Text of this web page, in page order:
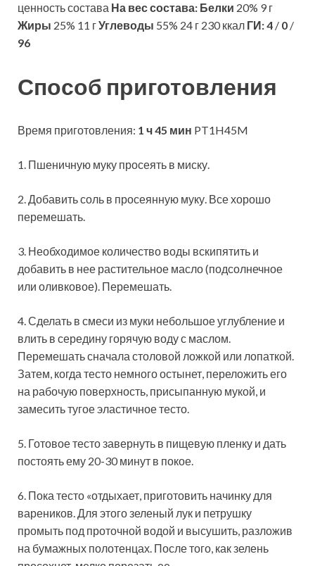
ценность состава На вес состава: Белки 20% 9 г
Жиры 25% 11 гУглеводы 55% 24 г 230 ккал ГИ:4 / 0 /
96
Способ приготовления
Время приготовления: 1 ч 45 мин PT1H45M
1. Пшеничную муку просеять в миску.
2. Добавить соль в просеянную муку. Все хорошо
перемешать.
3. Необходимое количество воды вскипятить и
добавить в нее растительное масло (подсолнечное
или оливковое). Перемешать.
4. Сделать в смеси из муки небольшое углубление и
влить в середину горячую воду с маслом.
Перемешать сначала столовой ложкой или лопаткой.
Затем, когда тесто немного остынет, переложить его
на рабочую поверхность, присыпанную мукой, и
замесить тугое эластичное тесто.
5. Готовое тесто завернуть в пищевую пленку и дать
постоять ему 20-30 минут в покое.
6. Пока тесто «отдыхает, приготовить начинку для
вареников. Для этого зеленый лук и петрушку
промыть под проточной водой и высушить, разложив
на бумажных полотенцах. После того, как зелень